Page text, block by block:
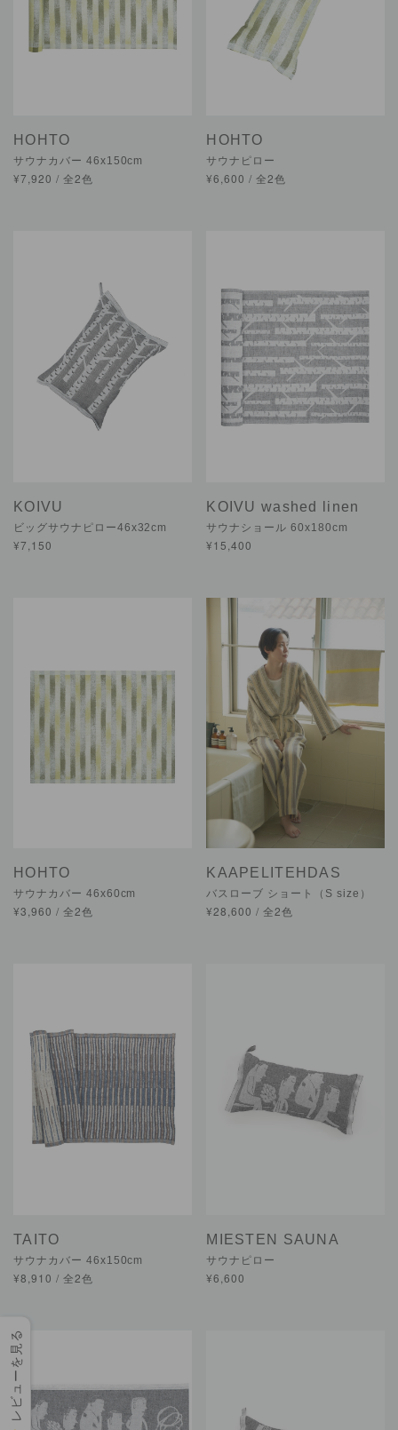
HOHTO
サウナカバー 46x150cm
¥7,920 / 全2色
HOHTO
サウナピロー
¥6,600 / 全2色
KOIVU
ビッグサウナピロー46x32cm
¥7,150
KOIVU washed linen
サウナショール 60x180cm
¥15,400
HOHTO
サウナカバー 46x60cm
¥3,960 / 全2色
KAAPELITEHDAS
バスローブ ショート（S size）
¥28,600 / 全2色
TAITO
サウナカバー 46x150cm
¥8,910 / 全2色
MIESTEN SAUNA
サウナピロー
¥6,600
レビューを見る